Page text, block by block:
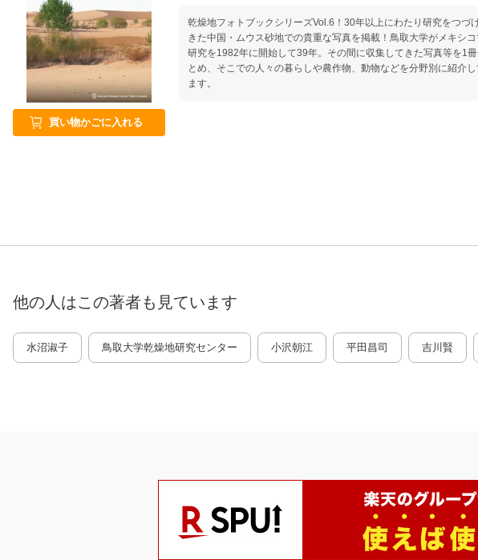
買い物かごに入れる
乾燥地フォトブックシリーズVol.6！30年以上にわたり研究をつづ
きた中国・ムウス砂地での貴重な写真を掲載！鳥取大学がメキシ
研究を1982年に開始して39年。その間に収集してきた写真等を1冊
とめ、そこでの人々の暮らしや農作物、動物などを分野別に紹介
ます。
他の人はこの著者も見ています
水沼淑子 鳥取大学乾燥地研究センター 小沢朝江 平田昌司 吉川賢